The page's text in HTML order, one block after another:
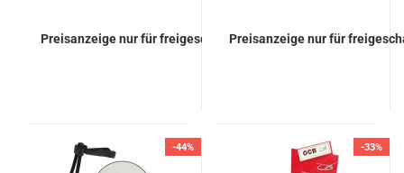
Preisanzeige nur für freigeschaltete Kunden
Preisanzeige nur für
-44% -33%